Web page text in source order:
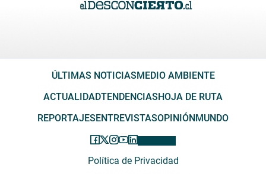
ÚLTIMAS NOTICIASMEDIO AMBIENTE
ACTUALIDADTENDENCIASHOJA DE RUTA
REPORTAJESENTREVISTASOPINIÓNMUNDO
Política de Privacidad